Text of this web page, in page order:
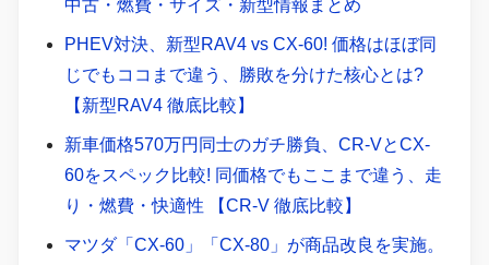
中古・燃費・サイズ・新型情報まとめ
PHEV対決、新型RAV4 vs CX-60! 価格はほぼ同
じでもココまで違う、勝敗を分けた核心とは?
【新型RAV4 徹底比較】
新車価格570万円同士のガチ勝負、CR-VとCX-
60をスペック比較! 同価格でもここまで違う、走
り・燃費・快適性 【CR-V 徹底比較】
マツダ「CX-60」「CX-80」が商品改良を実施。